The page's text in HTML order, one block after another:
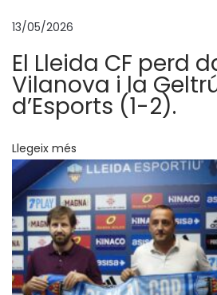
l
a
T
o
r
e
u
e
r
a
13/05/2026
El Lleida CF perd
Vilanova i la
d’Esports (1-2).
Llegeix més